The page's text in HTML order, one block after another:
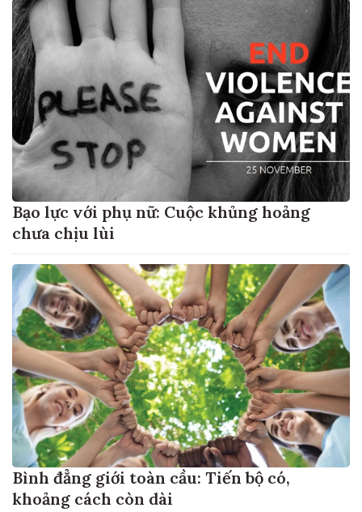
Bạo lực với phụ nữ: Cuộc khủng hoảng
chưa chịu lùi
Bình đẳng giới toàn cầu: Tiến bộ có,
khoảng cách còn dài